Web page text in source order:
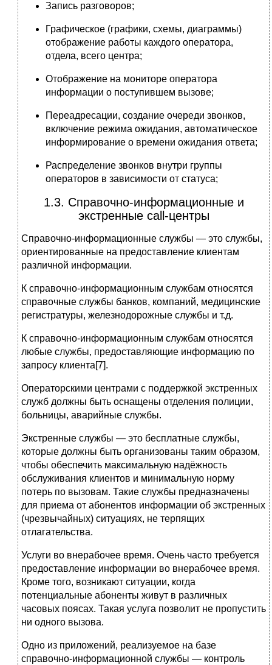
Запись разговоров;
Графическое (графики, схемы, диаграммы)
отображение работы каждого оператора,
отдела, всего центра;
Отображение на мониторе оператора
информации о поступившем вызове;
Переадресации, создание очереди звонков,
включение режима ожидания, автоматическое
информирование о времени ожидания ответа;
Распределение звонков внутри группы
операторов в зависимости от статуса;
1.3. Справочно-информационные и
экстренные call-центры
Справочно-информационные службы — это службы,
ориентированные на предоставление клиентам
различной информации.
К справочно-информационным службам относятся
справочные службы банков, компаний, медицинские
регистратуры, железнодорожные службы и т.д.
К справочно-информационным службам относятся
любые службы, предоставляющие информацию по
запросу клиента[7].
Операторскими центрами с поддержкой экстренных
служб должны быть оснащены отделения полиции,
больницы, аварийные службы.
Экстренные службы — это бесплатные службы,
которые должны быть организованы таким образом,
чтобы обеспечить максимальную надёжность
обслуживания клиентов и минимальную норму
потерь по вызовам. Такие службы предназначены
для приема от абонентов информации об экстренных
(чрезвычайных) ситуациях, не терпящих
отлагательства.
Услуги во внерабочее время. Очень часто требуется
предоставление информации во внерабочее время.
Кроме того, возникают ситуации, когда
потенциальные абоненты живут в различных
часовых поясах. Такая услуга позволит не пропустить
ни одного вызова.
Одно из приложений, реализуемое на базе
справочно-информационной службы — контроль